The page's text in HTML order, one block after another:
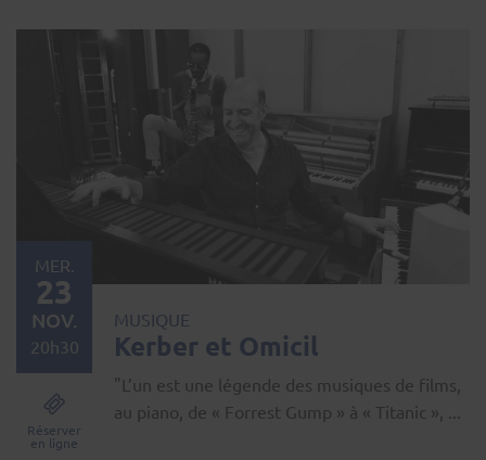
MUSIQUE
Kerber et Omicil
"L’un est une légende des musiques de films,
au piano, de « Forrest Gump » à « Titanic », ...
MER.
23
NOV.
20h30
Réserver
en ligne